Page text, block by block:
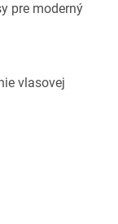
pre moderný
vlasovej